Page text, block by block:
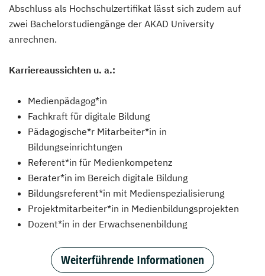
Abschluss als Hochschulzertifikat lässt sich zudem auf
zwei Bachelorstudiengänge der AKAD University
anrechnen.
Karriereaussichten u. a.:
Medienpädagog*in
Fachkraft für digitale Bildung
Pädagogische*r Mitarbeiter*in in
Bildungseinrichtungen
Referent*in für Medienkompetenz
Berater*in im Bereich digitale Bildung
Bildungsreferent*in mit Medienspezialisierung
Projektmitarbeiter*in in Medienbildungsprojekten
Dozent*in in der Erwachsenenbildung
Weiterführende Informationen